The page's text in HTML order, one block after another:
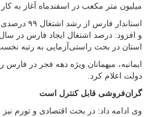
میلیون متر مکعب در اسفندماه آغاز به کار
و افزود: درصد اشتغال ایجاد فارس در
استان در بحث راستی‌آزمایی به رتبه
ایمانیه، میهمانان ویژه دهه فجر در
دولت اعلام کرد.
گران‌فروشی قابل کنترل است
وی ادامه داد: در بحث اقتصادی و تورم نیز